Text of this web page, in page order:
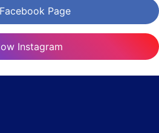
Page
Instagram